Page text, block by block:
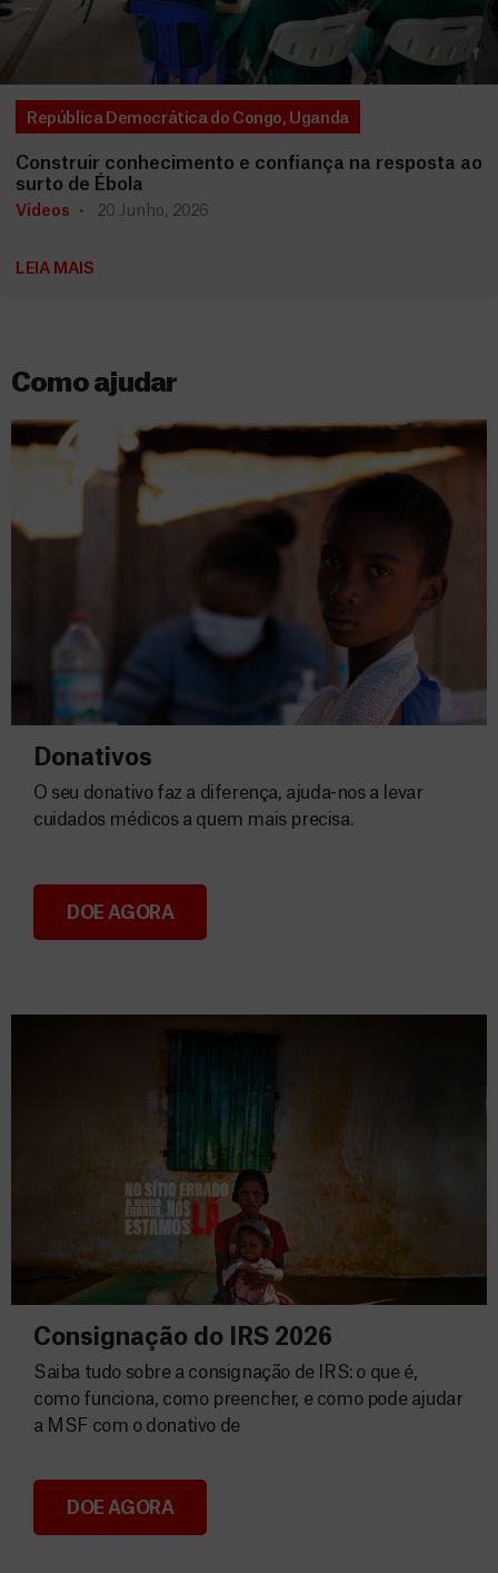
República Democrática do Congo, Uganda
Construir conhecimento e confiança na resposta ao
surto de Ébola
Vídeos 20 Junho, 2026
LEIA MAIS
Como ajudar
Donativos
Donativos
O seu donativo faz a diferença, ajuda-nos a levar
cuidados médicos a quem mais precisa.
DOE AGORA
Consignação do IRS 2026
Consignação do IRS 2026
Saiba tudo sobre a consignação de IRS: o que é,
como funciona, como preencher, e como pode ajudar
a MSF com o donativo de
DOE AGORA